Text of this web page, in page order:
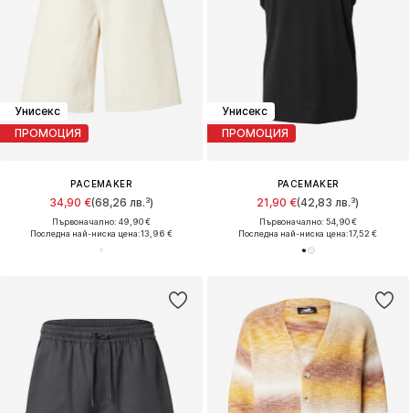
Унисекс
ПРОМОЦИЯ
PACEMAKER
34,90 €(68,26 лв.³)
Първоначално: 49,90 €
Последна най-ниска цена:13,96 €
Унисекс
ПРОМОЦИЯ
PACEMAKER
21,90 €(42,83 лв.³)
Първоначално: 54,90 €
Последна най-ниска цена:17,52 €